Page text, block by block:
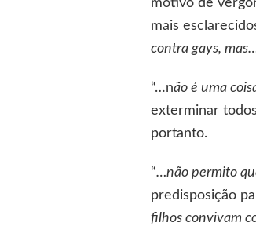
motivo de
mais
contra gays,
“…não é uma
exterminar
portanto.
“…não permito
predisposição
filhos convivam